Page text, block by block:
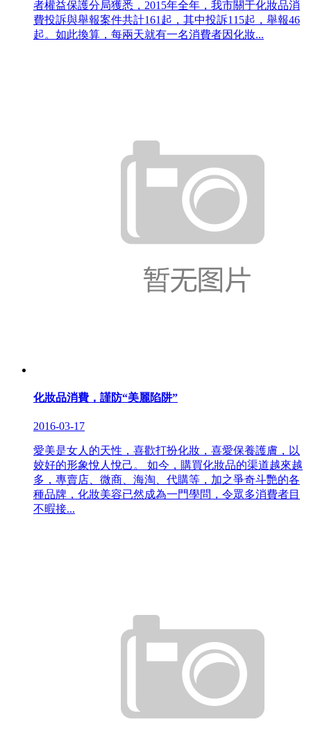
者權益保護分局獲悉，2015年全年，我市關于化妝品消
費投訴與舉報案件共計161起，其中投訴115起，舉報46
起。如此換算，每兩天就有一名消費者因化妝...
化妝品消費，謹防“美麗陷阱”
2016-03-17
愛美是女人的天性，喜歡打扮化妝，喜愛保養護膚，以
姣好的形象悅人悅己。 如今，購買化妝品的渠道越來越
多，專賣店、微商、海淘、代購等，加之爭奇斗艷的各
種品牌，化妝美容已然成為一門學問，令眾多消費者目
不暇接...